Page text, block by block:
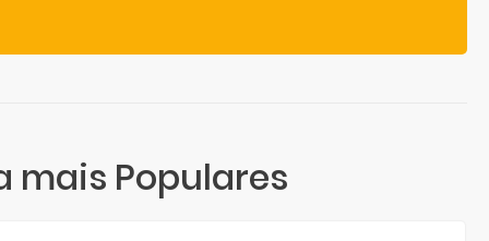
mais Populares